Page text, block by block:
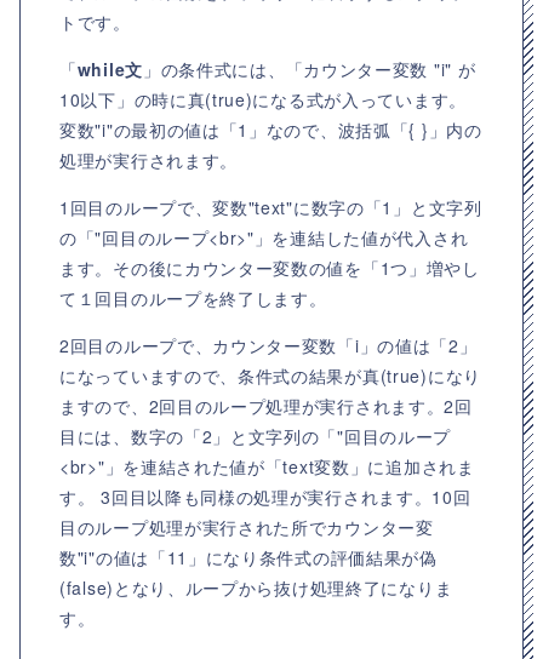
トです。
「while文 」の条件式には、「カウンター変数 "i" が
10以下」の時に真(true)になる式が入っています。
変数"i"の最初の値は「1」なので、波括弧「{ }」内の
処理が実行されます。
1回目のループで、変数"text"に数字の「1」と文字列
の「"回目のループ<br>"」を連結した値が代入され
ます。その後にカウンター変数の値を「1つ」増やし
て１回目のループを終了します。
2回目のループで、カウンター変数「i」の値は「2」
になっていますので、条件式の結果が真(true)になり
ますので、2回目のループ処理が実行されます。2回
目には、数字の「2」と文字列の「"回目のループ
<br>"」を連結された値が「text変数」に追加されま
す。 3回目以降も同様の処理が実行されます。10回
目のループ処理が実行された所でカウンター変
数"i"の値は「11」になり条件式の評価結果が偽
(false)となり、ループから抜け処理終了になりま
す。